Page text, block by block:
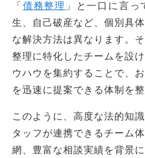
「 債務整理 」と一口に言
生、自己破産など、個別具
な解決方法は異なります。
整理に特化したチームを設
ウハウを集約することで、
を迅速に提案できる体制を整
このように、高度な法的知
タッフが連携できるチーム
網、豊富な相談実績を背景